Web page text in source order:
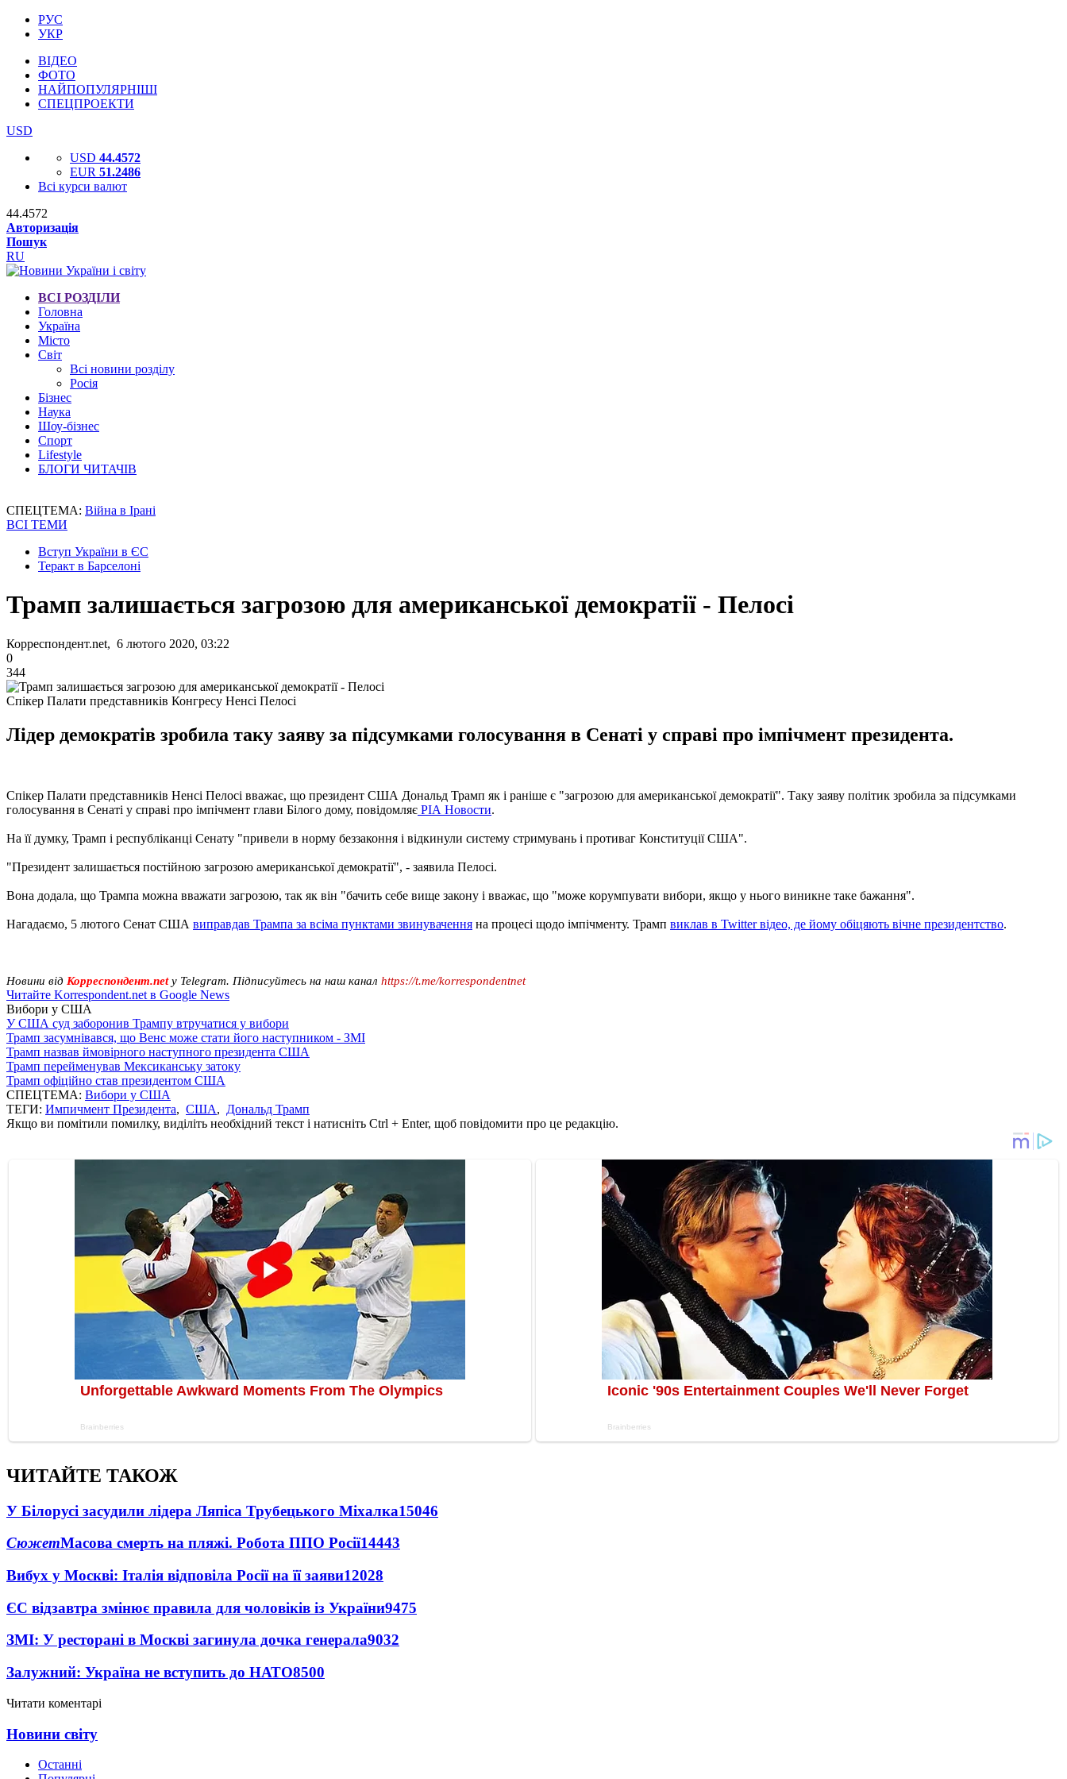
РУС
УКР
ВІДЕО
ФОТО
НАЙПОПУЛЯРНІШІ
СПЕЦПРОЕКТИ
USD
USD 44.4572
EUR 51.2486
Всі курси валют
44.4572
Авторизація
Пошук
RU
ВСІ РОЗДІЛИ
Головна
Україна
Місто
Світ
Всі новини розділу
Росія
Бізнес
Наука
Шоу-бізнес
Спорт
Lifestyle
БЛОГИ ЧИТАЧІВ
СПЕЦТЕМА: Війна в Ірані
ВСІ ТЕМИ
Вступ України в ЄС
Теракт в Барселоні
Трамп залишається загрозою для американської демократії - Пелосі
Корреспондент.net, 6 лютого 2020, 03:22
0
344
Спікер Палати представників Конгресу Ненсі Пелосі
Лідер демократів зробила таку заяву за підсумками голосування в Сенаті у справі про імпічмент президента.
Спікер Палати представників Ненсі Пелосі вважає, що президент США Дональд Трамп як і раніше є "загрозою для американської демократії". Таку заяву політик зробила за підсумками
голосування в Сенаті у справі про імпічмент глави Білого дому, повідомляє РІА Новости.
На її думку, Трамп і республіканці Сенату "привели в норму беззаконня і відкинули систему стримувань і противаг Конституції США".
"Президент залишається постійною загрозою американської демократії", - заявила Пелосі.
Вона додала, що Трампа можна вважати загрозою, так як він "бачить себе вище закону і вважає, що "може корумпувати вибори, якщо у нього виникне таке бажання".
Нагадаємо, 5 лютого Сенат США виправдав Трампа за всіма пунктами звинувачення на процесі щодо імпічменту. Трамп виклав в Twitter відео, де йому обіцяють вічне президентство.
Новини від Корреспондент.net у Telegram. Підписуйтесь на наш канал https://t.me/korrespondentnet
Читайте Korrespondent.net в Google News
Вибори у США
У США суд заборонив Трампу втручатися у вибори
Трамп засумнівався, що Венс може стати його наступником - ЗМІ
Трамп назвав ймовірного наступного президента США
Трамп перейменував Мексиканську затоку
Трамп офіційно став президентом США
СПЕЦТЕМА: Вибори у США
ТЕГИ: Импичмент Президента, США, Дональд Трамп
Якщо ви помітили помилку, виділіть необхідний текст і натисніть Ctrl + Enter, щоб повідомити про це редакцію.
ЧИТАЙТЕ ТАКОЖ
У Білорусі засудили лідера Ляпіса Трубецького Міхалка15046
СюжетМасова смерть на пляжі. Робота ППО Росії14443
Вибух у Москві: Італія відповіла Росії на її заяви12028
ЄС відзавтра змінює правила для чоловіків із України9475
ЗМІ: У ресторані в Москві загинула дочка генерала9032
Залужний: Україна не вступить до НАТО8500
Читати коментарі
Новини світу
Останні